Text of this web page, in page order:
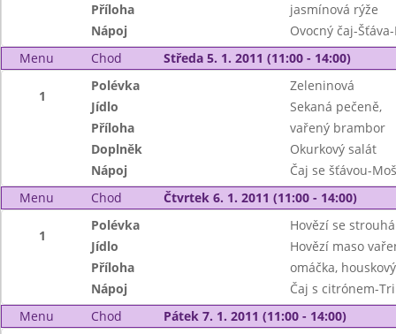
Příloha
jasmínová rýže
Nápoj
Ovocný čaj-
Menu
Chod Středa 5. 1. 2011 (11:00 - 14:00)
1
Polévka
Zeleninová
Jídlo
Sekaná pečeně,
Příloha
vařený brambor
Doplněk
Okurkový salát
Nápoj
Čaj se šťávou-
Menu
Chod Čtvrtek 6. 1. 2011 (11:00 - 14:00)
1
Polévka
Hovězí se
Jídlo
Hovězí maso
Příloha
omáčka,
Nápoj
Čaj s citrónem-
Menu
Chod Pátek 7. 1. 2011 (11:00 - 14:00)